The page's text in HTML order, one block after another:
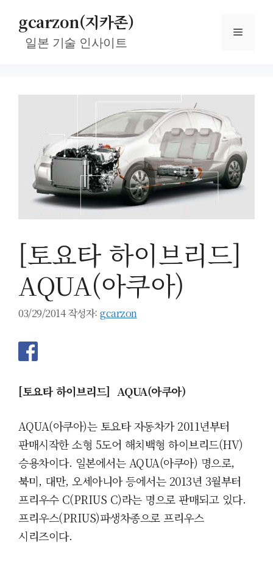
gcarzon(지카존)
일본 기술 인사이트
메
[토요타 하이브리드]
AQUA(아쿠아)
03/29/2014 작성자: gcarzon
[토요타 하이브리드] AQUA(아쿠아)
AQUA(아쿠아)는 토요타 자동차가 2011년부터
판매시작한 소형 5도어 해치백형 하이브리드(HV)
승용차이다. 일본에서는 AQUA(아쿠아) 명으로,
북미, 대만, 오세아니아 등에서는 2013년 3월부터
프리우수 C(PRIUS C)라는 명으로 판매되고 있다.
프리우스(PRIUS)파생차종으로 프리우스
시리즈이다.